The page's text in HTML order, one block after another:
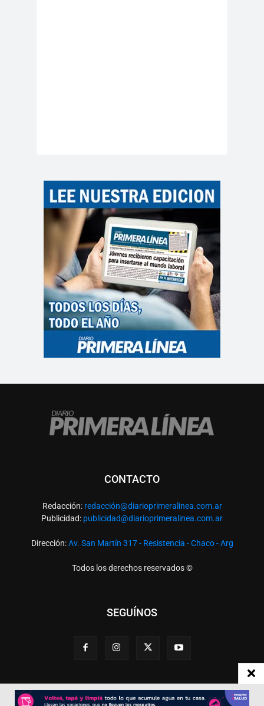
CONTACTO
Redacción: redacción@diarioprimeralinea.com.ar
Publicidad: publicidad@diarioprimeralinea.com.ar
Dirección:Av. San Martín 317 - Resistencia - Chaco - Arg
Todos los derechos reservados ©
SEGUÍNOS
Desarrollado porTP. Web Studio